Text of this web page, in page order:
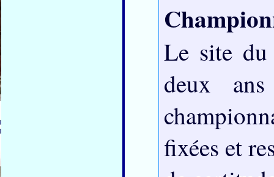
Le site du
deux
fixées et